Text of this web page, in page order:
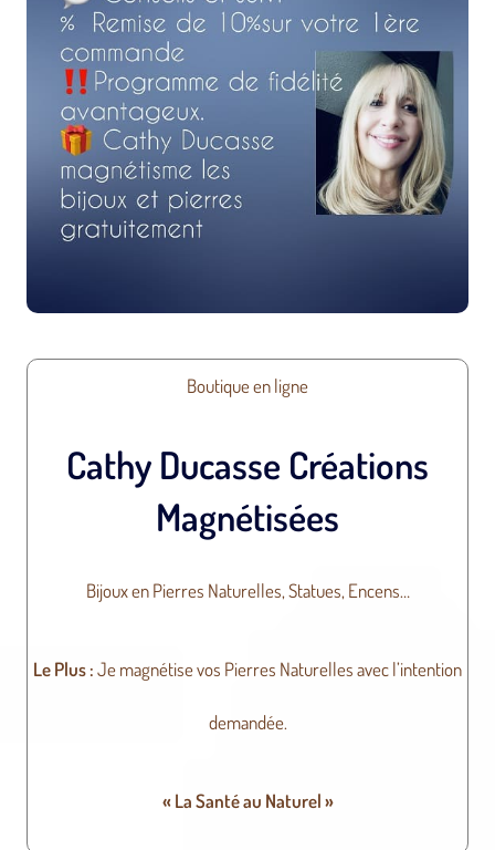
Boutique en ligne
Cathy Ducasse Créations
Magnétisées
Bijoux en Pierres Naturelles, Statues, Encens…
Le Plus :Je magnétise vos Pierres Naturelles avec l’intention
demandée.
« La Santé au Naturel »